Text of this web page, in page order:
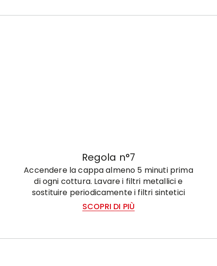
Regola n°7
Accendere la cappa almeno 5 minuti prima
di ogni cottura. Lavare i filtri metallici e
sostituire periodicamente i filtri sintetici
SCOPRI DI PIÙ